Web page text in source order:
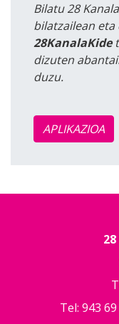
Bilatu 28
bilatzailean
28KanalaKide
dizuten
duzu.
APLIKAZIOA
Tel: 943